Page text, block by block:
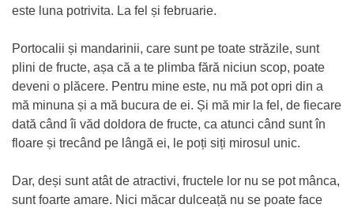
este luna potrivita. La fel și februarie.
Portocalii și mandarinii, care sunt pe toate străzile, sunt
plini de fructe, așa că a te plimba fără niciun scop, poate
deveni o plăcere. Pentru mine este, nu mă pot opri din a
mă minuna și a mă bucura de ei. Și mă mir la fel, de fiecare
dată când îi văd doldora de fructe, ca atunci când sunt în
floare și trecând pe lângă ei, le poți siți mirosul unic.
Dar, deși sunt atât de atractivi, fructele lor nu se pot mânca,
sunt foarte amare. Nici măcar dulceață nu se poate face